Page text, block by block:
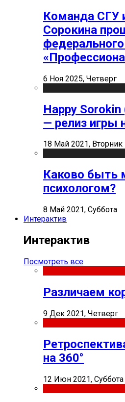
Команда СГУ
Сорокина
6 Ноя 2025, Четверг
Happy
— релиз игры
18 Май 2021, Вторник
Каково быть
психологом?
8 Май 2021, Суббота
Интерактив
Интерактив
Посмотреть все
Различаем
9 Дек 2021, Четверг
на 360°
12 Июн 2021, Суббота